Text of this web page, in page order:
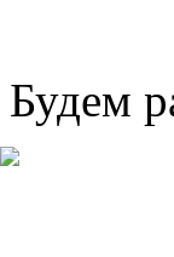
Будем